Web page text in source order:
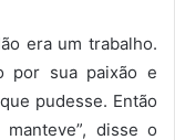
era um trabalho.
por sua paixão e
pudesse. Então
disse o